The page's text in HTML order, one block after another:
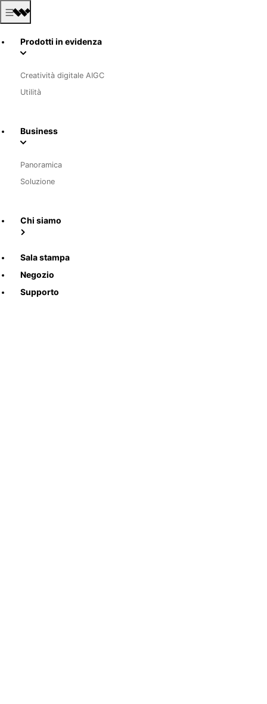
Prodotti in evidenza
Creatività digitale AIGC
Utilità
Business
Panoramica
Soluzione
Chi siamo
Sala stampa
Negozio
Supporto